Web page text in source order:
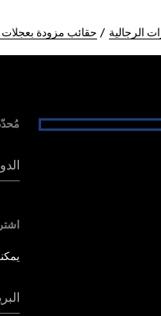
الرجالية حقائب مزودة بعجلات